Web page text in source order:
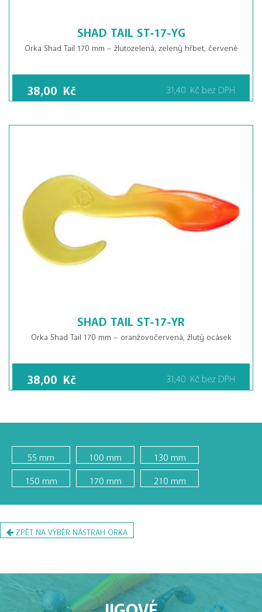
SHAD TAIL ST-17-YG
Orka Shad Tail 170 mm – žlutozelená, zelený hřbet, červené
38,00 Kč 31,40 Kč bez DPH
SHAD TAIL ST-17-YR
Orka Shad Tail 170 mm – oranžovočervená, žlutý ocásek
38,00 Kč 31,40 Kč bez DPH
55 mm 100 mm 130 mm
150 mm 170 mm 210 mm
ZPĚT NA VÝBĚR NÁSTRAH ORKA
JIGOVÉ